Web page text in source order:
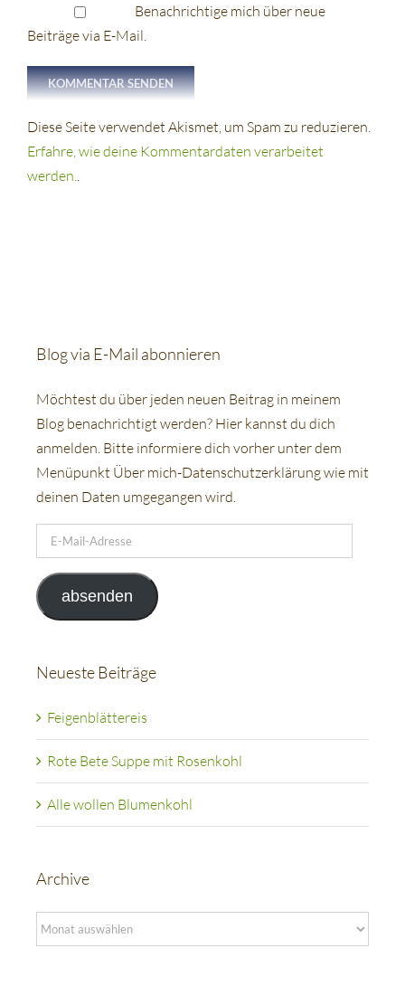
Benachrichtige mich über neue
Beiträge via E-Mail.
Diese Seite verwendet Akismet, um Spam zu reduzieren.
Erfahre, wie deine Kommentardaten verarbeitet
werden.
Blog via E-Mail abonnieren
Möchtest du über jeden neuen Beitrag in meinem
Blog benachrichtigt werden? Hier kannst du dich
anmelden. Bitte informiere dich vorher unter dem
Menüpunkt Über mich-Datenschutzerklärung wie mit
deinen Daten umgegangen wird.
Mail-
Adresse
absenden
Neueste Beiträge
Feigenblättereis
Rote Bete Suppe mit Rosenkohl
Alle wollen Blumenkohl
Archive
Archive